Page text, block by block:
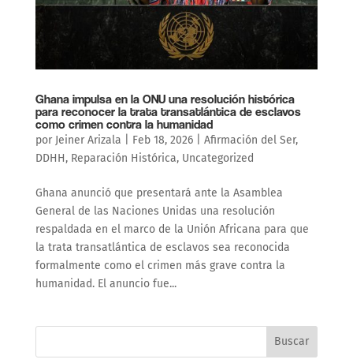
Ghana impulsa en la ONU una resolución histórica
para reconocer la trata transatlántica de esclavos
como crimen contra la humanidad
por Jeiner Arizala Feb 18, 2026| Afirmación del Ser,
DDHH, Reparación Histórica, Uncategorized
Ghana anunció que presentará ante la Asamblea
General de las Naciones Unidas una resolución
respaldada en el marco de la Unión Africana para que
la trata transatlántica de esclavos sea reconocida
formalmente como el crimen más grave contra la
humanidad. El anuncio fue...
Buscar